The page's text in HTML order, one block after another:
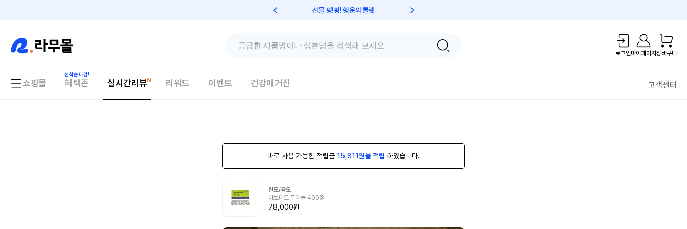
선물 팡!팡! 행운의 룰렛
로그인마이페이지장바구니
쇼핑몰 혜택존 실시간리뷰 리워드 이벤트 건강매거진 고객센터
바로 사용 가능한 적립금 15,811원을 적립 하였습니다.
탈모/육모
아보다트 두타놀 400정
78,000원